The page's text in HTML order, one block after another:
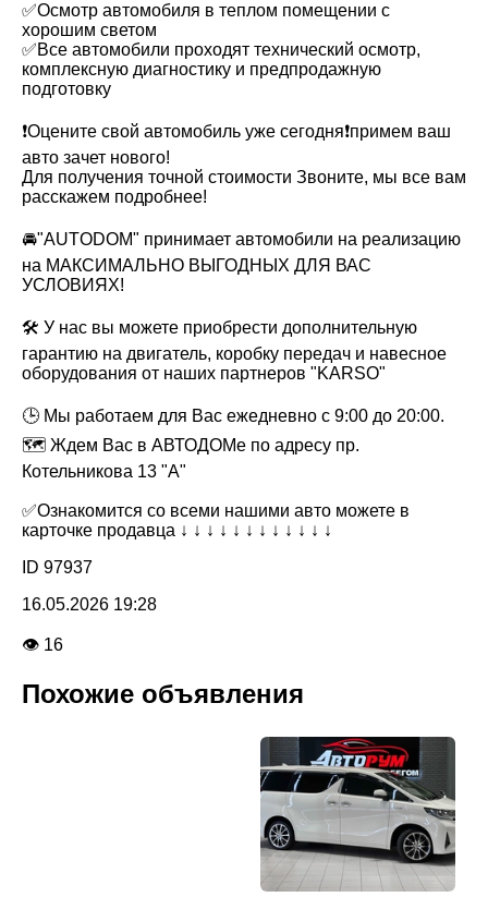
✅Осмотр автомобиля в теплом помещении с
хорошим светом
✅Все автомобили проходят технический осмотр,
комплексную диагностику и предпродажную
подготовку
❗️Оцените свой автомобиль уже сегодня❗️примем ваш
авто зачет нового!
Для получения точной стоимости Звоните, мы все вам
расскажем подробнее!
🚘"AUTODOM" принимает автомобили на реализацию
на МАКСИМАЛЬНО ВЫГОДНЫХ ДЛЯ ВАС
УСЛОВИЯХ!
🛠 У нас вы можете приобрести дополнительную
гарантию на двигатель, коробку передач и навесное
оборудования от наших партнеров "KARSO"
🕒 Мы работаем для Вас ежедневно с 9:00 до 20:00.
🗺 Ждем Вас в АВТОДОМе по адресу пр.
Котельникова 13 "А"
✅Ознакомится со всеми нашими авто можете в
карточке продавца ↓ ↓ ↓ ↓ ↓ ↓ ↓ ↓ ↓ ↓ ↓ ↓
ID 97937
16.05.2026 19:28
👁 16
Похожие объявления